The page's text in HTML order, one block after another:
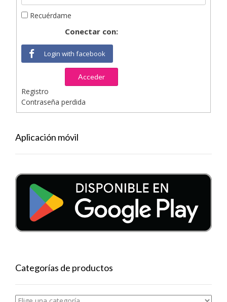
Recuérdame
Conectar con:
Login with facebook
Acceder
Registro
Contraseña perdida
Aplicación móvil
Categorías de productos